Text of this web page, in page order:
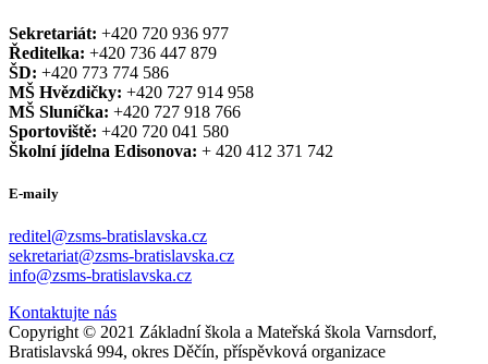
Sekretariát: +420 720 936 977
Ředitelka: +420 736 447 879
ŠD: +420 773 774 586
MŠ Hvězdičky: +420 727 914 958
MŠ Sluníčka: +420 727 918 766
Sportoviště: +420 720 041 580
Školní jídelna Edisonova: + 420 412 371 742
E-maily
reditel@zsms-bratislavska.cz
sekretariat@zsms-bratislavska.cz
info@zsms-bratislavska.cz
Kontaktujte nás
Copyright © 2021 Základní škola a Mateřská škola Varnsdorf,
Bratislavská 994, okres Děčín, příspěvková organizace